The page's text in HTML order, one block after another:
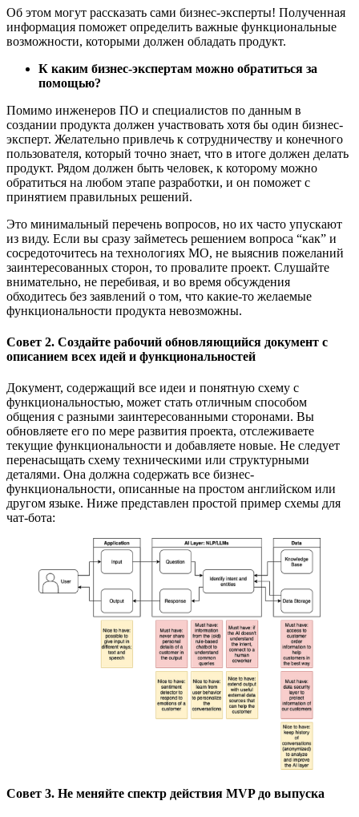
Об этом могут рассказать сами бизнес-эксперты! Полученная
информация поможет определить важные функциональные
возможности, которыми должен обладать продукт.
К каким бизнес-экспертам можно обратиться за
помощью?
Помимо инженеров ПО и специалистов по данным в
создании продукта должен участвовать хотя бы один бизнес-
эксперт. Желательно привлечь к сотрудничеству и конечного
пользователя, который точно знает, что в итоге должен делать
продукт. Рядом должен быть человек, к которому можно
обратиться на любом этапе разработки, и он поможет с
принятием правильных решений.
Это минимальный перечень вопросов, но их часто упускают
из виду. Если вы сразу займетесь решением вопроса “как” и
сосредоточитесь на технологиях МО, не выяснив пожеланий
заинтересованных сторон, то провалите проект. Слушайте
внимательно, не перебивая, и во время обсуждения
обходитесь без заявлений о том, что какие-то желаемые
функциональности продукта невозможны.
Совет 2. Создайте рабочий обновляющийся документ с
описанием всех идей и функциональностей
Документ, содержащий все идеи и понятную схему с
функциональностью, может стать отличным способом
общения с разными заинтересованными сторонами. Вы
обновляете его по мере развития проекта, отслеживаете
текущие функциональности и добавляете новые. Не следует
перенасыщать схему техническими или структурными
деталями. Она должна содержать все бизнес-
функциональности, описанные на простом английском или
другом языке. Ниже представлен простой пример схемы для
чат-бота:
Совет 3. Не меняйте спектр действия MVP до выпуска